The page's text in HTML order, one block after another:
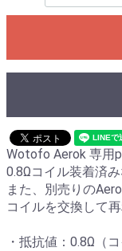
Wotofo Aerok 専用
0.8Ωコイル装着済
また、別売りの
コイルを交換して
・抵抗値：0.8Ω（コ